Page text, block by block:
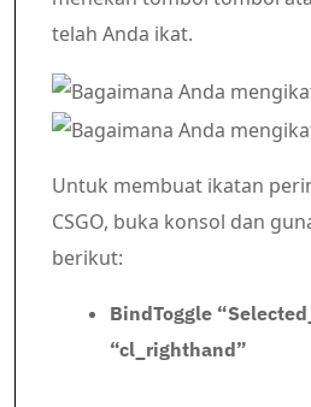
telah Anda ikat.
Untuk membuat ikatan
CSGO, buka konsol dan
berikut:
BindToggle
“cl_righthand”